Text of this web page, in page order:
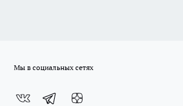
Мы в социальных сетях